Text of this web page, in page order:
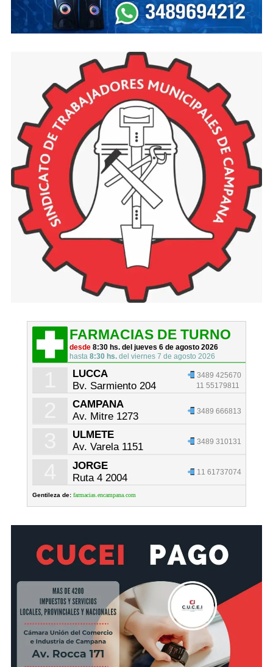
FARMACIAS DE TURNO
desde8:30 hs. del jueves 6 de agosto 2026
hasta8:30 hs. del viernes 7 de agosto 2026
LUCCA
Bv. Sarmiento 204
3489 425670
11 55179811
CAMPANA
Av. Mitre 1273
3489 666813
ULMETE
Av. Varela 1151
3489 310131
JORGE
Ruta 4 2004
11 61737074
Gentileza de: farmacias.encampana.com